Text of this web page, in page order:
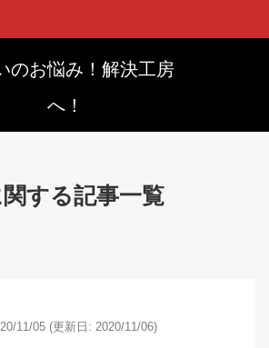
のお悩み！解決工房
へ！
する記事一覧
11/05 (更新日: 2020/11/06)